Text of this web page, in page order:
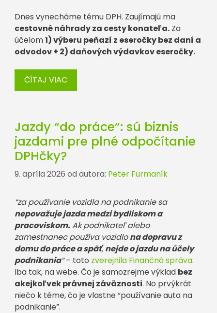
Dnes vynecháme tému DPH. Zaujímajú ma
cestovné náhrady za cesty konateľa. Za
účelom1) výberu peňazí z eseročky bez daní a
odvodov + 2) daňových výdavkov eseročky.
ČÍTAJ VIAC
Jazdy “do práce”: sú biznis
jazdami pre plné odpočítanie
DPHčky?
9. apríla 2026 od autora: Peter Furmaník
“za používanie vozidla na podnikanie sa
nepovažuje jazda medzi bydliskom a
pracoviskom.Ak podnikateľ alebo
zamestnanec používa vozidlona dopravu z
domu do práce a späť,nejde o jazdu na účely
podnikania“– toto zverejnila Finančná správa.
Iba tak, na webe. Čo je samozrejme výklad bez
akejkoľvek právnej záväznosti. No prvýkrát
niečo k téme, čo je vlastne “používanie auta na
podnikanie”.